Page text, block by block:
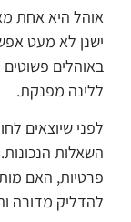
אוהל היא אחת
ישנן לא מעט
באוהלים
ללינה מפנקת.
לפני שיוצאים
השאלות
פרטיות, האם
להדליק מדורה